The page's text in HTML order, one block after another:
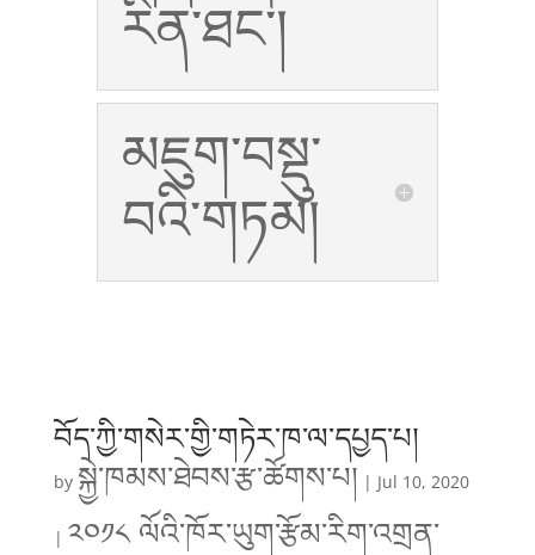
རིན་ཐང་།
མཇུག་བསྡུ་
བའི་གཏམ།
བོད་ཀྱི་གསེར་གྱི་གཏེར་ཁ་ལ་དཔྱད་པ།
by སྐྱེ་ཁམས་ཐེབས་རྩ་ཚོགས་པ། | Jul 10, 2020
| ༢༠༡༨ ལོའི་ཁོར་ཡུག་རྩོམ་རིག་འགྲན་